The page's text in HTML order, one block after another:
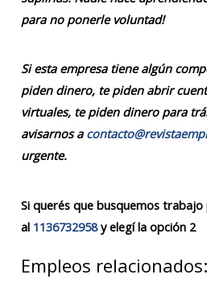
para no ponerle voluntad!
Si esta empresa tiene algún
piden dinero, te piden abrir
virtuales, te piden dinero para
avisarnos a
urgente.
Si querés que busquemos
al 1136732958y elegí la opción 2
Empleos relacionados: